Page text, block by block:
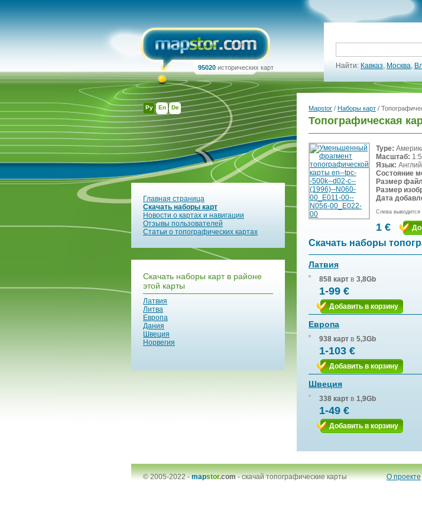
Ру En De
95020 исторических карт
Найти: Кавказ, Москва,
Главная страница
Скачать наборы карт
Новости о картах и навигации
Отзывы пользователей
Статьи о топографических картах
Скачать наборы карт в районе
этой карты
Латвия
Литва
Европа
Дания
Швеция
Норвегия
Mapstor / Наборы карт /
Топографическая
Type:
Масштаб:
Язык:
Состояние
Размер
Размер
Дата
Слева выводится
1 €
Скачать наборы
Латвия
858 карт в 3,8Gb
1-99 €
Добавить в корзину
Европа
938 карт в 5,3Gb
1-103 €
Добавить в корзину
Швеция
338 карт в 1,9Gb
1-49 €
Добавить в корзину
© 2005-2022 -mapstor.com-скачай топографические карты О проекте